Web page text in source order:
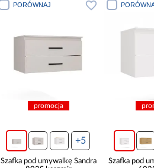
PORÓWNAJ
promocja
+5
Szafka pod umywalkę Sandra
Szafka pod